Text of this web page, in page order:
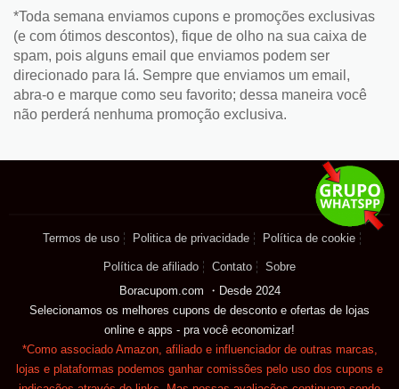
*Toda semana enviamos cupons e promoções exclusivas
(e com ótimos descontos), fique de olho na sua caixa de
spam, pois alguns email que enviamos podem ser
direcionado para lá. Sempre que enviamos um email,
abra-o e marque como seu favorito; dessa maneira você
não perderá nenhuma promoção exclusiva.
Termos de uso Politica de privacidade Política de cookie
Política de afiliado Contato
Sobre
Boracupom.com ・Desde 2024
Selecionamos os melhores cupons de desconto e ofertas de lojas
online e apps - pra você economizar!
*Como associado Amazon, afiliado e influenciador de outras marcas,
lojas e plataformas podemos ganhar comissões pelo uso dos cupons e